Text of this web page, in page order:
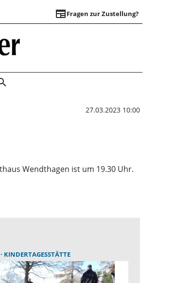
newspaperFragen zur Zustellung?
Jagdgenossen-
27.03.2023 10:00
Wendthagen ist um 19.30 Uhr.
KINDERTAGESSTÄTTE